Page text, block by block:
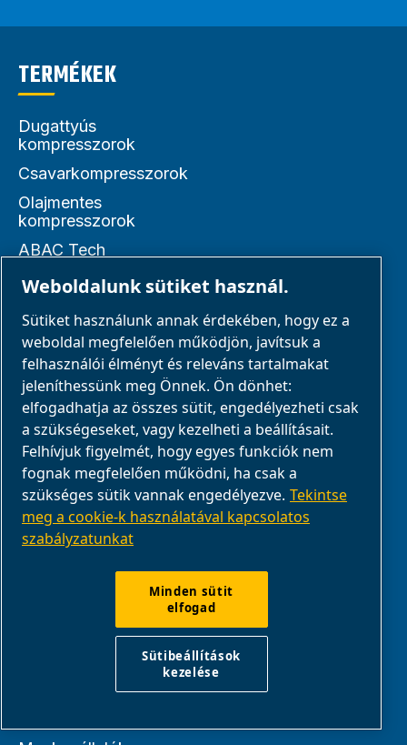
TERMÉKEK
Dugattyús
kompresszorok
Csavarkompresszorok
Olajmentes
kompresszorok
ABAC Tech
Levegős szerszámok
Levegőkezelés
Levegőáramlás
MEGOLDÁSOK
Mezőgazdaság
Gépjárműipar
Csináld magad és hobbi
Weboldalunk sütiket használ.
Sütiket használunk annak érdekében, hogy ez a
weboldal megfelelően működjön, javítsuk a
felhasználói élményt és releváns tartalmakat
jeleníthessünk meg Önnek. Ön dönhet:
elfogadhatja az összes sütit, engedélyezheti csak
a szükségeseket, vagy kezelheti a beállításait.
Felhívjuk figyelmét, hogy egyes funkciók nem
fognak megfelelően működni, ha csak a
szükséges sütik vannak engedélyezve. Tekintse
meg a cookie-k használatával kapcsolatos
szabályzatunkat
Minden sütit
elfogad
Sütibeállítások
kezelése